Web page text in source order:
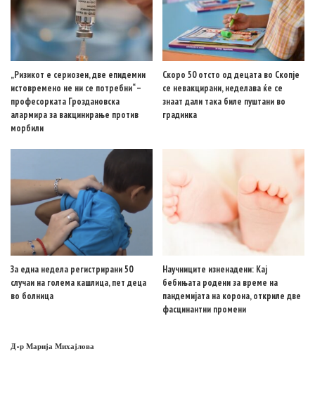
„Ризикот е сериозен, две епидемии
истовремено не ни се потребни“ –
професорката Гроздановска
алармира за вакцинирање против
морбили
Скоро 50 отсто од децата во Скопје
се невакцирани, неделава ќе се
знаат дали така биле пуштани во
градинка
За една недела регистрирани 50
случаи на голема кашлица, пет деца
во болница
Научниците изненадени: Кај
бебињата родени за време на
пандемијата на корона, откриле две
фасцинантни промени
Д-р Марија Михајлова